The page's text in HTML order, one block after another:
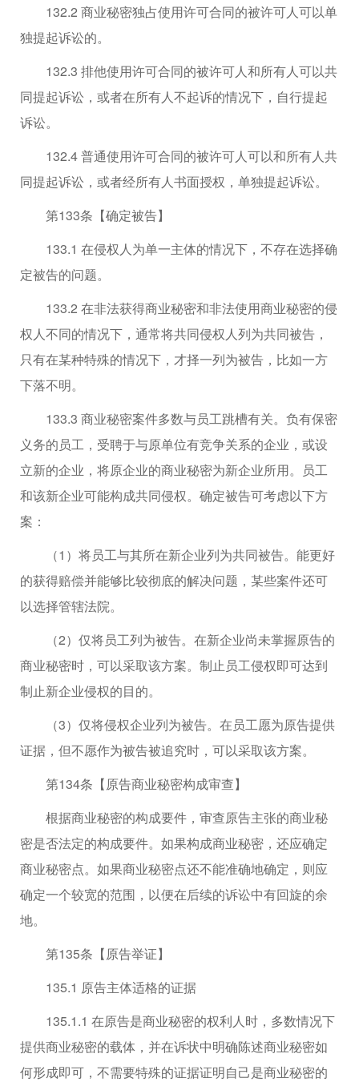
132.2 商业秘密独占使用许可合同的被许可人可以单
独提起诉讼的。
132.3 排他使用许可合同的被许可人和所有人可以共
同提起诉讼，或者在所有人不起诉的情况下，自行提起
诉讼。
132.4 普通使用许可合同的被许可人可以和所有人共
同提起诉讼，或者经所有人书面授权，单独提起诉讼。
第133条【确定被告】
133.1 在侵权人为单一主体的情况下，不存在选择确
定被告的问题。
133.2 在非法获得商业秘密和非法使用商业秘密的侵
权人不同的情况下，通常将共同侵权人列为共同被告，
只有在某种特殊的情况下，才择一列为被告，比如一方
下落不明。
133.3 商业秘密案件多数与员工跳槽有关。负有保密
义务的员工，受聘于与原单位有竞争关系的企业，或设
立新的企业，将原企业的商业秘密为新企业所用。员工
和该新企业可能构成共同侵权。确定被告可考虑以下方
案：
（1）将员工与其所在新企业列为共同被告。能更好
的获得赔偿并能够比较彻底的解决问题，某些案件还可
以选择管辖法院。
（2）仅将员工列为被告。在新企业尚未掌握原告的
商业秘密时，可以采取该方案。制止员工侵权即可达到
制止新企业侵权的目的。
（3）仅将侵权企业列为被告。在员工愿为原告提供
证据，但不愿作为被告被追究时，可以采取该方案。
第134条【原告商业秘密构成审查】
根据商业秘密的构成要件，审查原告主张的商业秘
密是否法定的构成要件。如果构成商业秘密，还应确定
商业秘密点。如果商业秘密点还不能准确地确定，则应
确定一个较宽的范围，以便在后续的诉讼中有回旋的余
地。
第135条【原告举证】
135.1 原告主体适格的证据
135.1.1 在原告是商业秘密的权利人时，多数情况下
提供商业秘密的载体，并在诉状中明确陈述商业秘密如
何形成即可，不需要特殊的证据证明自己是商业秘密的